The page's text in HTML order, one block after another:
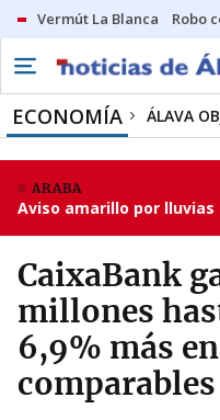
Vermút La Blanca Robo
ECONOMÍA ÁLAVA
ARABA
Aviso amarillo por
CaixaBank
millones
6,9% más
comparables